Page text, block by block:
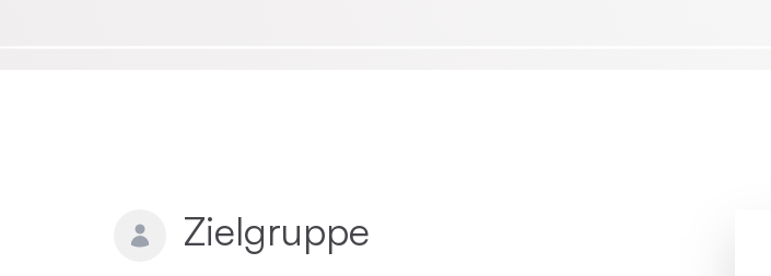
Praxisnahe Einzelkurse
Zielgruppe